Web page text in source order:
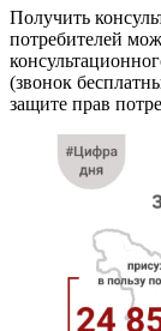
Получить
потребителей
(звонок
защите прав